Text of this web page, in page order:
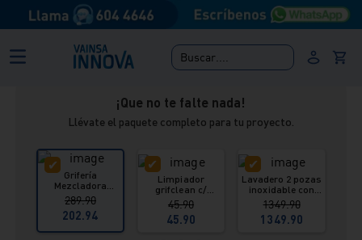
Buscar....
Monocomando Bar Pico B Black Tahiti Italgrif:
Renueva y diseña tus espacios con las últimas
tendencias en griferías y sanitarios.
¡Que no te falte nada!
Llévate el paquete completo para tu proyecto.
Grifería
Mezcladora
Monocomando
lavadero Black
Tahiti Italgrif
289.90
202.94
Limpiador
grifclean c/
pulverizador 615
ml Vainsa
45.90
45.90
Lavadero 2 pozas
inoxidable con
desague Lever
Vainsa
1349.90
1349.90